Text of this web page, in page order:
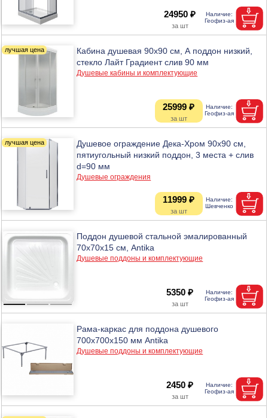
24950 ₽
Кабина душевая 90х90 см, А поддон низкий,
стекло Лайт Градиент слив 90 мм
Душевые кабины и комплектующие
25999 ₽
Душевое ограждение Дека-Хром 90х90 см,
пятиугольный низкий поддон, 3 места + слив
d=90 мм
Душевые ограждения
11999 ₽
Поддон душевой стальной эмалированный
70х70х15 см, Antika
Душевые поддоны и комплектующие
5350 ₽
Рама-каркас для поддона душевого
700х700х150 мм Antika
Душевые поддоны и комплектующие
2450 ₽